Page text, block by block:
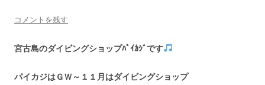
コメントを残す
宮古島のダイビングショップﾊﾟｲｶｼﾞです
パイカジはＧＷ～１１月はダイビングショップ